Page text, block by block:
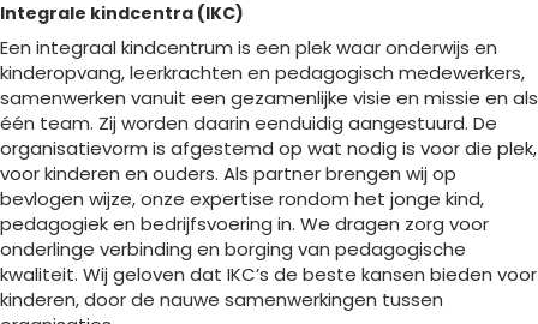
Integrale kindcentra (IKC)
Een integraal kindcentrum is een plek waar onderwijs en
kinderopvang, leerkrachten en pedagogisch medewerkers,
samenwerken vanuit een gezamenlijke visie en missie en als
één team. Zij worden daarin eenduidig aangestuurd. De
organisatievorm is afgestemd op wat nodig is voor die plek,
voor kinderen en ouders. Als partner brengen wij op
bevlogen wijze, onze expertise rondom het jonge kind,
pedagogiek en bedrijfsvoering in. We dragen zorg voor
onderlinge verbinding en borging van pedagogische
kwaliteit. Wij geloven dat IKC’s de beste kansen bieden voor
kinderen, door de nauwe samenwerkingen tussen